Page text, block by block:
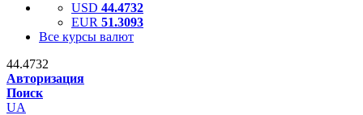
USD 44.4732
EUR 51.3093
Все курсы валют
44.4732
Авторизация
Поиск
UA